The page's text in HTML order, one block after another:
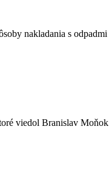
nakladania s
viedol Branislav